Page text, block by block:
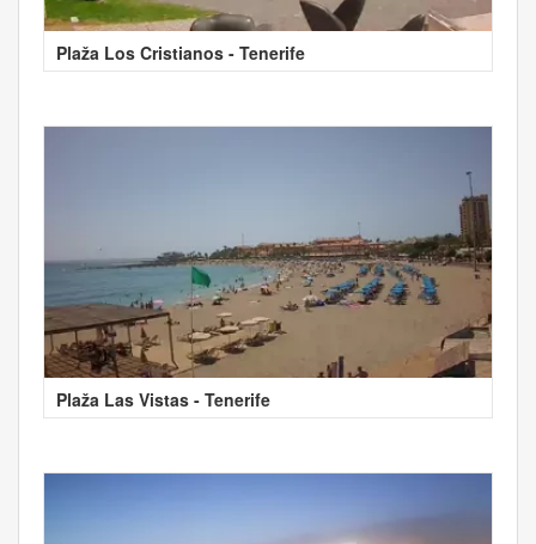
Plaža Los Cristianos - Tenerife
Plaža Las Vistas - Tenerife